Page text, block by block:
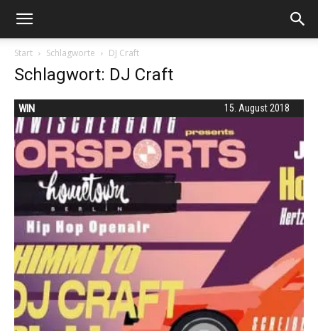
Start Schlagworte DJ Craft
Schlagwort: DJ Craft
15. August 2018
WIN